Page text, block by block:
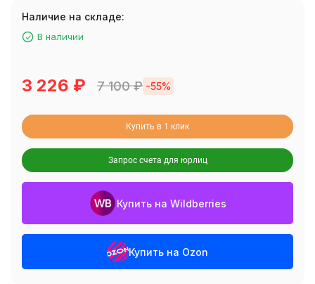
Наличие на складе:
В наличии
3 226 ₽ 7 100₽ -55%
Купить в 1 клик
Запрос счета для юрлиц
Купить на Wildberries
Купить на Ozon